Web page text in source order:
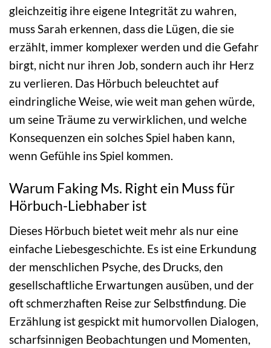
gleichzeitig ihre eigene Integrität zu wahren,
muss Sarah erkennen, dass die Lügen, die sie
erzählt, immer komplexer werden und die Gefahr
birgt, nicht nur ihren Job, sondern auch ihr Herz
zu verlieren. Das Hörbuch beleuchtet auf
eindringliche Weise, wie weit man gehen würde,
um seine Träume zu verwirklichen, und welche
Konsequenzen ein solches Spiel haben kann,
wenn Gefühle ins Spiel kommen.
Warum Faking Ms. Right ein Muss für
Hörbuch-Liebhaber ist
Dieses Hörbuch bietet weit mehr als nur eine
einfache Liebesgeschichte. Es ist eine Erkundung
der menschlichen Psyche, des Drucks, den
gesellschaftliche Erwartungen ausüben, und der
oft schmerzhaften Reise zur Selbstfindung. Die
Erzählung ist gespickt mit humorvollen Dialogen,
scharfsinnigen Beobachtungen und Momenten,